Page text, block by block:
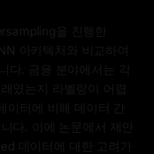
을 진행한
아키텍처와 비교하여
다. 금융 분야에서는 각
였는지 라벨링이 어렵
이터에 비해 데이터 간
다. 이에 논문에서 제안
데이터에 대한 고려가